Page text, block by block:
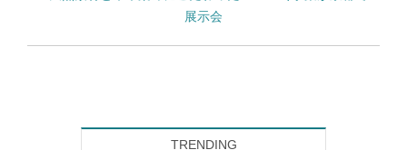
展示会
TRENDING